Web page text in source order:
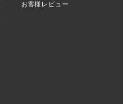
お客様レビュー